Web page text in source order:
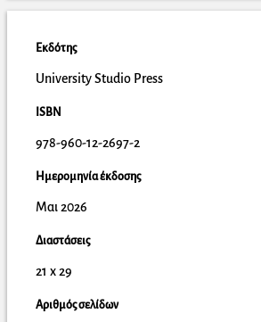
Εκδότης
University Studio Press
ISBN
978-960-12-2697-2
Ημερομηνία έκδοσης
Μαι 2026
Διαστάσεις
21 x 29
Αριθμός σελίδων